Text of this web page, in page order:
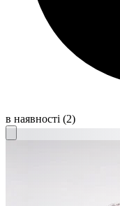
в наявності (2)